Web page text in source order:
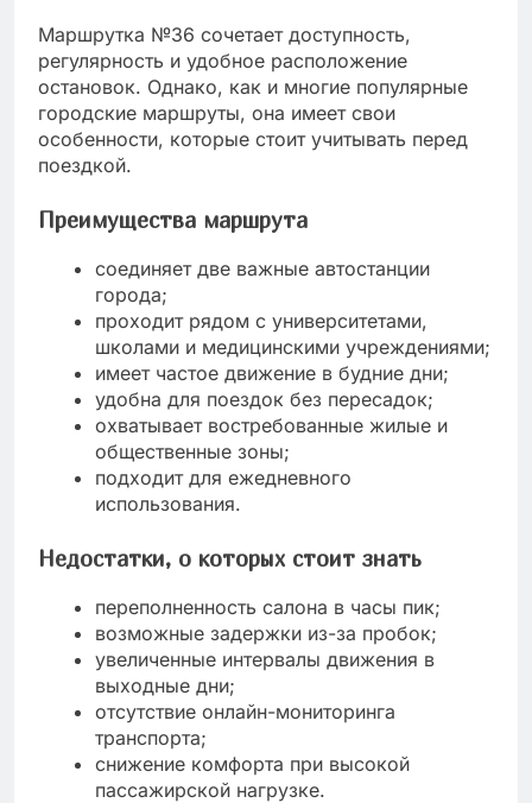
Маршрутка №36 сочетает доступность,
регулярность и удобное расположение
остановок. Однако, как и многие популярные
городские маршруты, она имеет свои
особенности, которые стоит учитывать перед
поездкой.
Преимущества маршрута
соединяет две важные автостанции
города;
проходит рядом с университетами,
школами и медицинскими учреждениями;
имеет частое движение в будние дни;
удобна для поездок без пересадок;
охватывает востребованные жилые и
общественные зоны;
подходит для ежедневного
использования.
Недостатки, о которых стоит знать
переполненность салона в часы пик;
возможные задержки из-за пробок;
увеличенные интервалы движения в
выходные дни;
отсутствие онлайн-мониторинга
транспорта;
снижение комфорта при высокой
пассажирской нагрузке.